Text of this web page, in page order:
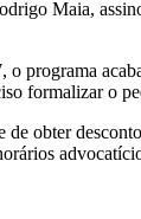
Maia,
programa
formalizar o
obter